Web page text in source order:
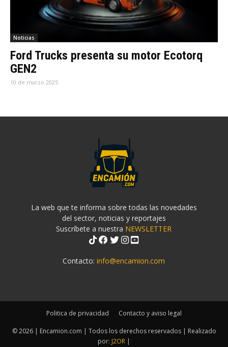
Noticias
Ford Trucks presenta su motor Ecotorq
GEN2
10 de marzo 2025
La web que te informa sobre todas las novedades
del sector, noticias y reportajes
Suscríbete a nuestra NEWSLETTER
Contacto:info@encamion.com
Politica de privacidad Contacto y aviso legal
© 2026 | Encamion.com | Todos los derechos reservados | Realizado
por: J2OR |